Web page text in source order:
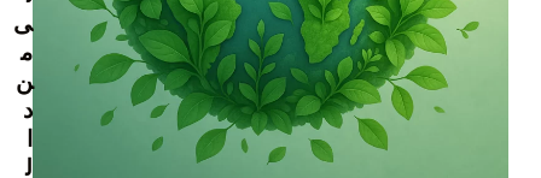
ى
م
ن
د
ا
ل